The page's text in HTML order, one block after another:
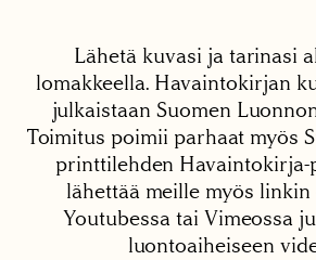
Lähetä kuvasi ja tarinasi
lomakkeella. Havaintokirjan
julkaistaan Suomen
Toimitus poimii parhaat myös
printtilehden Havaintokirja-
lähettää meille myös
Youtubessa tai Vimeossa
luontoaiheiseen